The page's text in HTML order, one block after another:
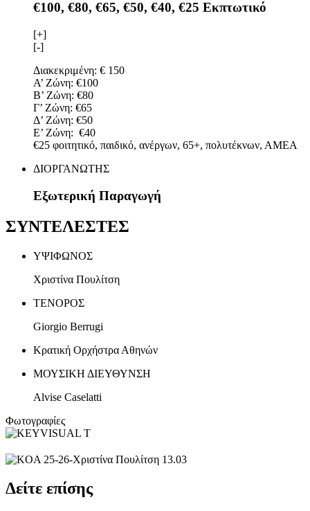
€100, €80, €65, €50, €40, €25 Εκπτωτικό
[+]
[-]
Διακεκριμένη: € 150
Α’ Ζώνη: €100
Β’ Ζώνη: €80
Γ’ Ζώνη: €65
Δ’ Ζώνη: €50
Ε’ Ζώνη: €40
€25 φοιτητικό, παιδικό, ανέργων, 65+, πολυτέκνων, ΑΜΕΑ
ΔΙΟΡΓΑΝΩΤΗΣ
Εξωτερική Παραγωγή
ΣΥΝΤΕΛΕΣΤΕΣ
ΥΨIΦΩΝΟΣ
Χριστίνα Πουλίτση
ΤΕΝΟΡΟΣ
Giorgio Berrugi
Κρατική Ορχήστρα Αθηνών
ΜΟΥΣΙΚΗ ΔΙΕΥΘΥΝΣΗ
Alvise Caselatti
Φωτογραφίες
Δείτε επίσης